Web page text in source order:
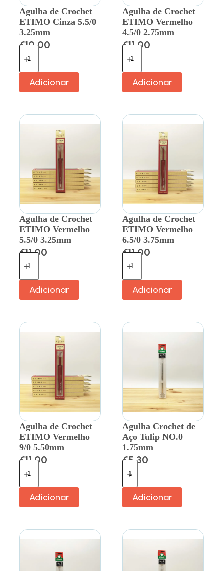
Agulha de Crochet
ETIMO Cinza 5.5/0
3.25mm
€10.00
Adicionar
Agulha de Crochet
ETIMO Vermelho
4.5/0 2.75mm
€11.00
Adicionar
Agulha de Crochet
ETIMO Vermelho
5.5/0 3.25mm
€11.00
Adicionar
Agulha de Crochet
ETIMO Vermelho
6.5/0 3.75mm
€11.00
Adicionar
Agulha de Crochet
ETIMO Vermelho
9/0 5.50mm
€11.00
Adicionar
Agulha Crochet de
Aço Tulip NO.0
1.75mm
€5.30
Adicionar